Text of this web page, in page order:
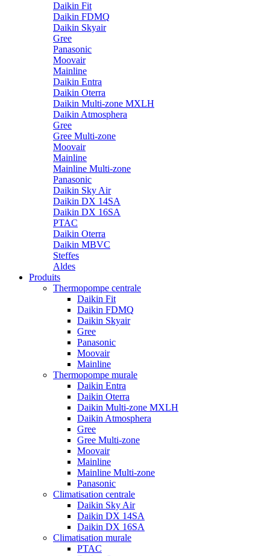
Daikin Fit
Daikin FDMQ
Daikin Skyair
Gree
Panasonic
Moovair
Mainline
Daikin Entra
Daikin Oterra
Daikin Multi-zone MXLH
Daikin Atmosphera
Gree
Gree Multi-zone
Moovair
Mainline
Mainline Multi-zone
Panasonic
Daikin Sky Air
Daikin DX 14SA
Daikin DX 16SA
PTAC
Daikin Oterra
Daikin MBVC
Steffes
Aldes
Produits
Thermopompe centrale
Daikin Fit
Daikin FDMQ
Daikin Skyair
Gree
Panasonic
Moovair
Mainline
Thermopompe murale
Daikin Entra
Daikin Oterra
Daikin Multi-zone MXLH
Daikin Atmosphera
Gree
Gree Multi-zone
Moovair
Mainline
Mainline Multi-zone
Panasonic
Climatisation centrale
Daikin Sky Air
Daikin DX 14SA
Daikin DX 16SA
Climatisation murale
PTAC